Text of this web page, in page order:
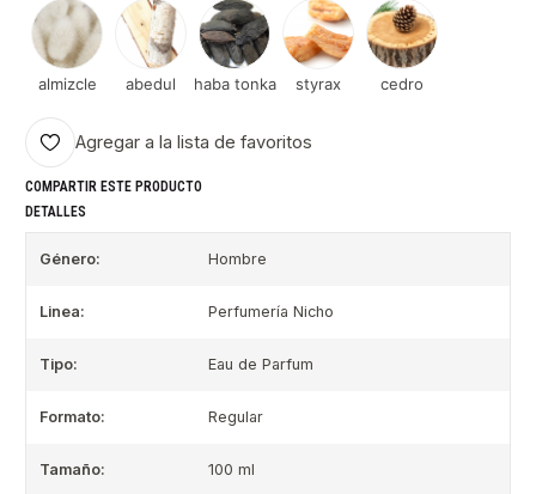
almizcle abedul haba tonka styrax cedro
Agregar a la lista de favoritos
COMPARTIR ESTE PRODUCTO
DETALLES
Género: Hombre
Linea: Perfumería Nicho
Tipo: Eau de Parfum
Formato: Regular
Tamaño: 100 ml